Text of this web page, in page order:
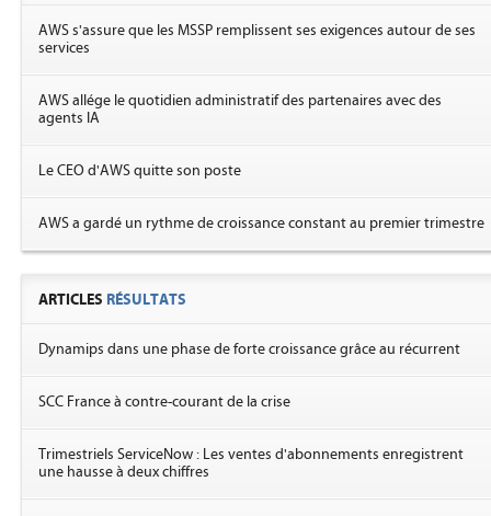
AWS s'assure que les MSSP remplissent ses exigences autour de ses
services
AWS allége le quotidien administratif des partenaires avec des
agents IA
Le CEO d'AWS quitte son poste
AWS a gardé un rythme de croissance constant au premier trimestre
ARTICLES RÉSULTATS
Dynamips dans une phase de forte croissance grâce au récurrent
SCC France à contre-courant de la crise
Trimestriels ServiceNow : Les ventes d'abonnements enregistrent
une hausse à deux chiffres